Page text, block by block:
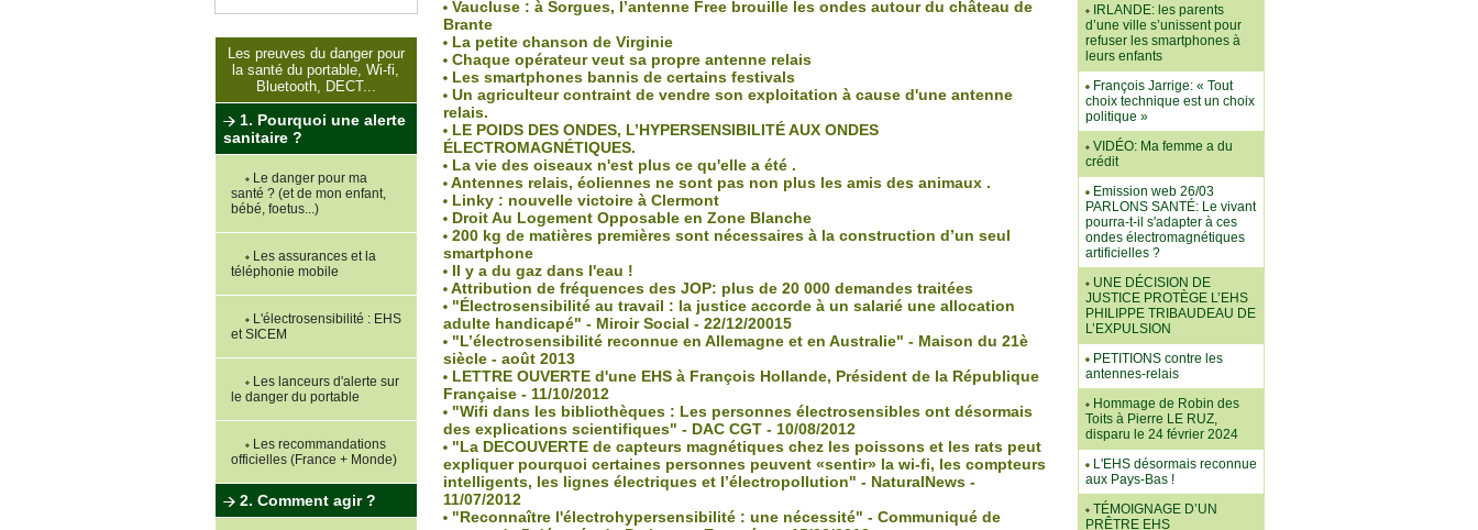
Les preuves du danger pour
la santé du portable, Wi-fi,
Bluetooth, DECT...
1. Pourquoi une alerte
sanitaire ?
Le danger pour ma
santé ? (et de mon enfant,
bébé, foetus...)
Les assurances et la
téléphonie mobile
L'électrosensibilité : EHS
et SICEM
Les lanceurs d'alerte sur
le danger du portable
Les recommandations
officielles (France + Monde)
2. Comment agir ?
Vaucluse : à Sorgues, l’antenne Free brouille les ondes autour du château de
Brante
La petite chanson de Virginie
Chaque opérateur veut sa propre antenne relais
Les smartphones bannis de certains festivals
Un agriculteur contraint de vendre son exploitation à cause d'une antenne
relais.
LE POIDS DES ONDES, L’HYPERSENSIBILITÉ AUX ONDES
ÉLECTROMAGNÉTIQUES.
La vie des oiseaux n'est plus ce qu'elle a été .
Antennes relais, éoliennes ne sont pas non plus les amis des animaux .
Linky : nouvelle victoire à Clermont
Droit Au Logement Opposable en Zone Blanche
200 kg de matières premières sont nécessaires à la construction d’un seul
smartphone
Il y a du gaz dans l'eau !
Attribution de fréquences des JOP: plus de 20 000 demandes traitées
"Électrosensibilité au travail : la justice accorde à un salarié une allocation
adulte handicapé" - Miroir Social - 22/12/20015
"L’électrosensibilité reconnue en Allemagne et en Australie" - Maison du 21è
siècle - août 2013
LETTRE OUVERTE d'une EHS à François Hollande, Président de la République
Française - 11/10/2012
"Wifi dans les bibliothèques : Les personnes électrosensibles ont désormais
des explications scientifiques" - DAC CGT - 10/08/2012
"La DECOUVERTE de capteurs magnétiques chez les poissons et les rats peut
expliquer pourquoi certaines personnes peuvent «sentir» la wi-fi, les compteurs
intelligents, les lignes électriques et l’électropollution" - NaturalNews -
11/07/2012
"Reconnaître l'électrohypersensibilité : une nécessité" - Communiqué de
IRLANDE: les parents
d’une ville s’unissent pour
refuser les smartphones à
leurs enfants
François Jarrige: « Tout
choix technique est un choix
politique »
VIDÉO: Ma femme a du
crédit
Emission web 26/03
PARLONS SANTÉ: Le vivant
pourra-t-il s'adapter à ces
ondes électromagnétiques
artificielles ?
UNE DÉCISION DE
JUSTICE PROTÈGE L’EHS
PHILIPPE TRIBAUDEAU DE
L’EXPULSION
PETITIONS contre les
antennes-relais
Hommage de Robin des
Toits à Pierre LE RUZ,
disparu le 24 février 2024
L'EHS désormais reconnue
aux Pays-Bas !
TÉMOIGNAGE D’UN
PRÊTRE EHS